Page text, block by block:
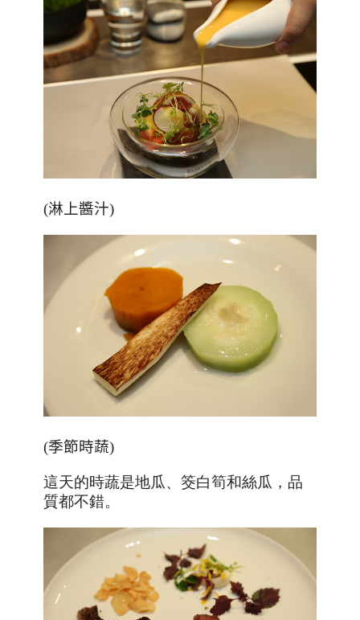
(淋上醬汁)
(季節時蔬)
這天的時蔬是地瓜、筊白筍和絲瓜，品
質都不錯。